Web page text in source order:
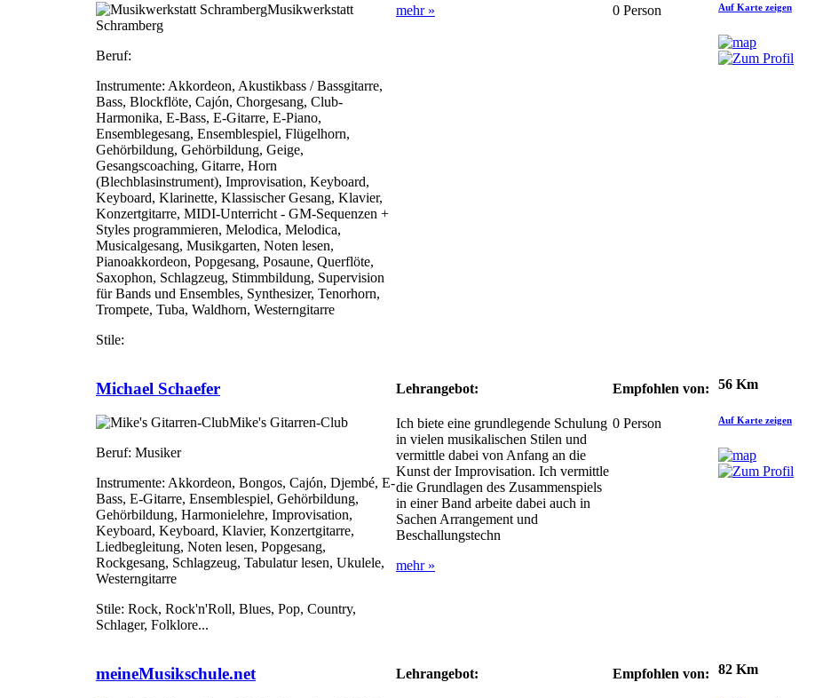
Musikwerkstatt
Schramberg
Beruf:
Instrumente: Akkordeon, Akustikbass / Bassgitarre,
Bass, Blockflöte, Cajón, Chorgesang, Club-
Harmonika, E-Bass, E-Gitarre, E-Piano,
Ensemblegesang, Ensemblespiel, Flügelhorn,
Gehörbildung, Gehörbildung, Geige,
Gesangscoaching, Gitarre, Horn
(Blechblasinstrument), Improvisation, Keyboard,
Keyboard, Klarinette, Klassischer Gesang, Klavier,
Konzertgitarre, MIDI-Unterricht - GM-Sequenzen +
Styles programmieren, Melodica, Melodica,
Musicalgesang, Musikgarten, Noten lesen,
Pianoakkordeon, Popgesang, Posaune, Querflöte,
Saxophon, Schlagzeug, Stimmbildung, Supervision
für Bands und Ensembles, Synthesizer, Tenorhorn,
Trompete, Tuba, Waldhorn, Westerngitarre
Stile:
mehr » 0 Person Auf Karte zeigen
Michael Schaefer
Mike's Gitarren-Club
Beruf: Musiker
Instrumente: Akkordeon, Bongos, Cajón, Djembé, E-
Bass, E-Gitarre, Ensemblespiel, Gehörbildung,
Gehörbildung, Harmonielehre, Improvisation,
Keyboard, Keyboard, Klavier, Konzertgitarre,
Liedbegleitung, Noten lesen, Popgesang,
Rockgesang, Schlagzeug, Tabulatur lesen, Ukulele,
Westerngitarre
Stile: Rock, Rock'n'Roll, Blues, Pop, Country,
Schlager, Folklore...
Lehrangebot:
Ich biete eine grundlegende Schulung
in vielen musikalischen Stilen und
vermittle dabei von Anfang an die
Kunst der Improvisation. Ich vermittle
die Grundlagen des Zusammenspiels
in einer Band arbeite dabei auch in
Sachen Arrangement und
Beschallungstechn
mehr »
Empfohlen von:
0 Person
56 Km
Auf Karte zeigen
meineMusikschule.net Lehrangebot: Empfohlen von: 82 Km